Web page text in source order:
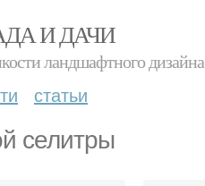
И ДАЧИ
ландшафтного дизайна
статьи
селитры